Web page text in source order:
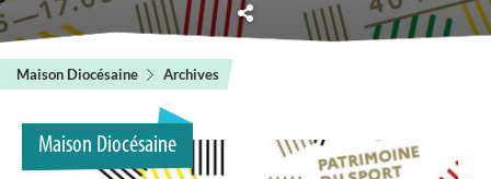
Maison Diocésaine Archives
Maison Diocésaine